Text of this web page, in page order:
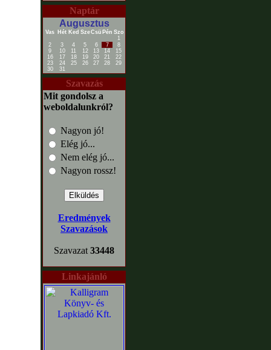
Naptár
Augusztus
Vas Hét Ked SzeCsü Pén Szo
1
2
3 4 5 6 7
8
9
10 11 12 13 14
15
16
17 18 19 20 21
22
23
24 25 26 27 28
29
30
31
Szavazás
Mit gondolsz a
weboldalunkról?
Nagyon jó!
Elég jó...
Nem elég jó...
Nagyon rossz!
Eredmények
Szavazások
Szavazat 33448
Linkajánló